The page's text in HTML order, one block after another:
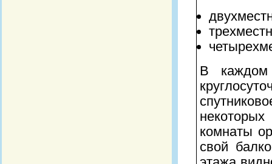
В каждом
комнаты
свой